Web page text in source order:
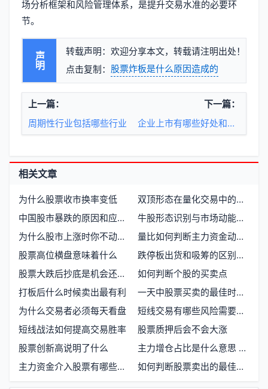
场分析框架和风险管理体系，是提升交易水准的必要环
节。
声明
转载声明：欢迎分享本文，转载请注明出处！
点击复制： 股票炸板是什么原因造成的
上一篇：
周期性行业包括哪些行业
下一篇：
企业上市有哪些好处和优势
相关文章
为什么股票收市换率变低
双顶形态在量化交易中的价格行为信号
中国股市暴跌的原因和应对策略有哪些
牛股形态识别与市场动能的内在逻辑
为什么股市上涨时你不动，庄家却能稳赚不赔
量比如何判断主力资金动向与买卖时机
股票高位横盘意味着什么
跌停板出货和吸筹的区别是什么
股票大跌后抄底是机会还是陷阱
如何判断个股的买卖点
打板后什么时候卖出最有利
一天中股票买卖的最佳时间点是什么时候
为什么交易者必须每天看盘
短线交易有哪些风险需要注意
短线战法如何提高交易胜率
股票质押后会不会大涨
股票创新高说明了什么
主力增仓占比是什么意思 如何理解主力资金的增仓比例
主力资金介入股票有哪些明显信号
如何判断股票卖出的最佳时机